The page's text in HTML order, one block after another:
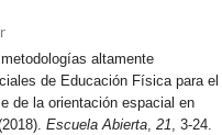
altamente
de Educación Física para el
de la orientación espacial en
Escuela Abierta,21, 3-24.